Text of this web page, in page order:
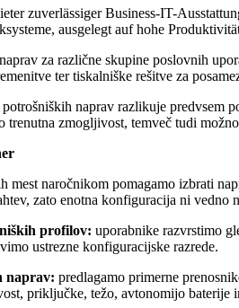
zuverlässiger Business-IT-
ausgelegt auf hohe
za različne skupine poslovnih
ter tiskalniške rešitve za
potrošniških naprav razlikuje
trenutna zmogljivost, temveč tudi
mest naročnikom pomagamo izbrati
zato enotna konfiguracija ni vedno
profilov: uporabnike razvrstimo
ustrezne konfiguracijske razrede.
naprav: predlagamo primerne
priključke, težo, avtonomijo baterije